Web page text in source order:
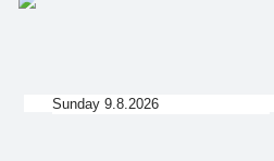
Sunday 9.8.2026